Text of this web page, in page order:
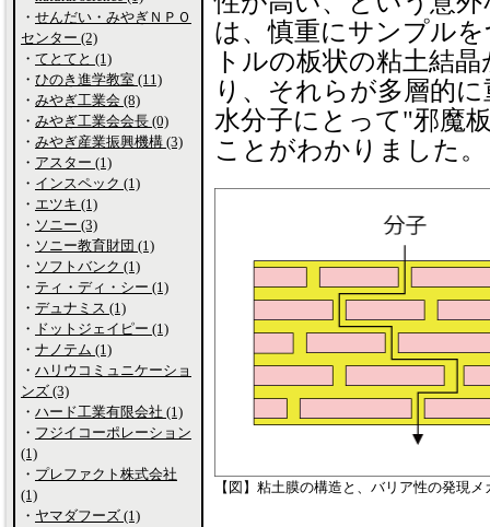
は、慎重にサンプル
トルの板状の粘土結
り、それらが多層的
水分子にとって"邪魔
ことがわかりました。
【図】粘土膜の構造と、バリア性の発現メ
・ せんだい・みやぎＮＰＯ
センター (2)
・ てとてと (1)
・ ひのき進学教室 (11)
・ みやぎ工業会 (8)
・ みやぎ工業会会長 (0)
・ みやぎ産業振興機構 (3)
・ アスター (1)
・ インスペック (1)
・ エツキ (1)
・ ソニー (3)
・ ソニー教育財団 (1)
・ ソフトバンク (1)
・ ティ・ディ・シー (1)
・ デュナミス (1)
・ ドットジェイピー (1)
・ ナノテム (1)
・ ハリウコミュニケーショ
ンズ (3)
・ ハード工業有限会社 (1)
・ フジイコーポレーション
(1)
・ プレファクト株式会社
(1)
・ ヤマダフーズ (1)